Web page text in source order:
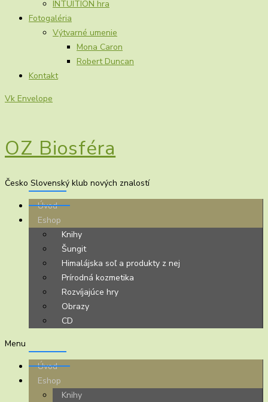
INTUITION hra
Fotogaléria
Výtvarné umenie
Mona Caron
Robert Duncan
Kontakt
Vk Envelope
OZ Biosféra
Česko Slovenský klub nových znalostí
Úvod
Eshop
Knihy
Šungit
Himalájska soľ a produkty z nej
Prírodná kozmetika
Rozvíjajúce hry
Obrazy
CD
Menu
Úvod
Eshop
Knihy